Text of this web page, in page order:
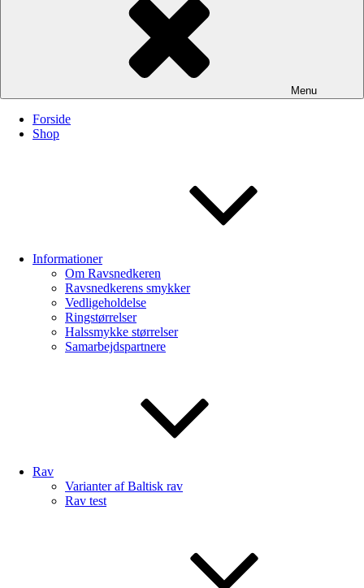
Menu
Forside
Shop
Informationer
Om Ravsnedkeren
Ravsnedkerens smykker
Vedligeholdelse
Ringstørrelser
Halssmykke størrelser
Samarbejdspartnere
Rav
Varianter af Baltisk rav
Rav test